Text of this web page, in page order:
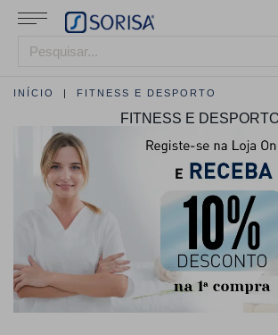
INÍCIO FITNESS E DESPORTO
FITNESS E